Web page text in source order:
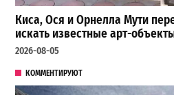
Киса, Ося и Орнелла Мути
искать известные арт-
2026-08-05
КОММЕНТИРУЮТ